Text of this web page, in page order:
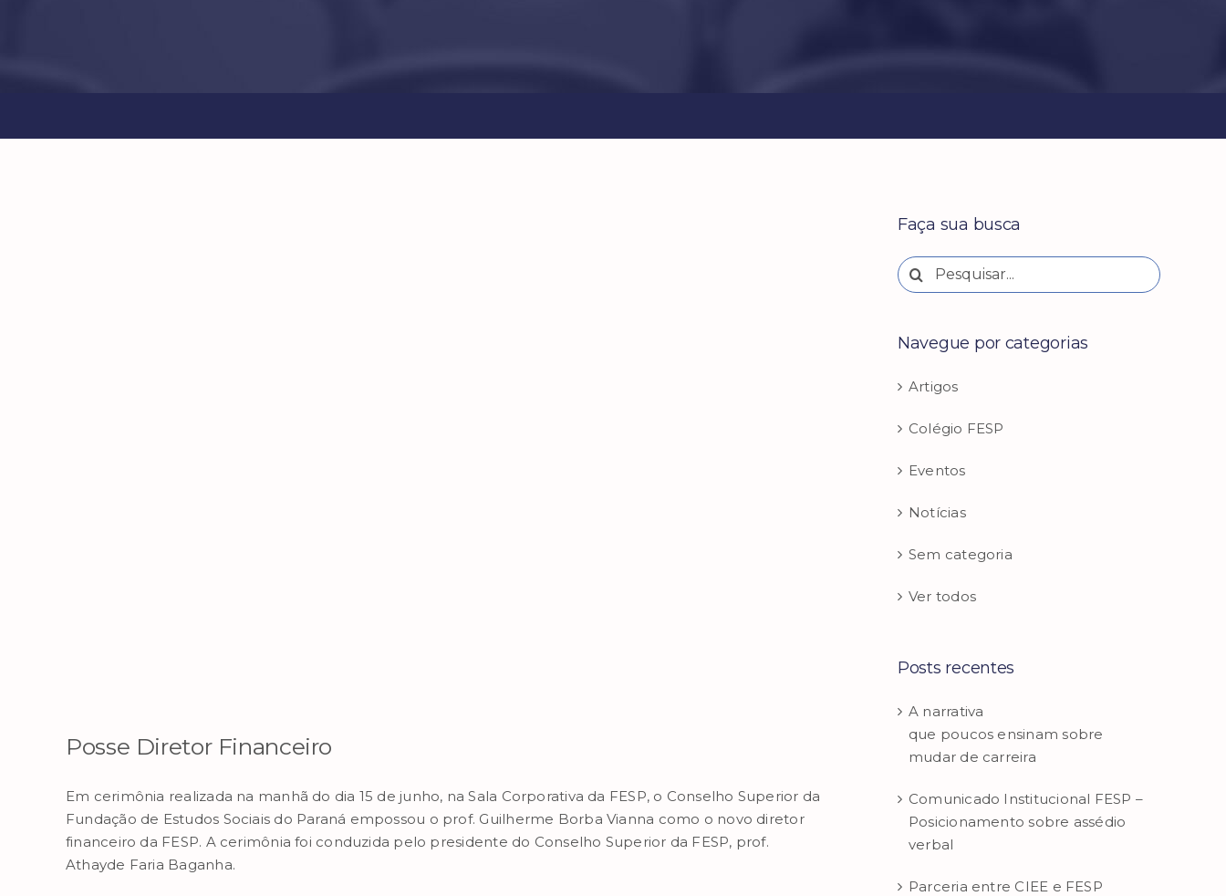
Posse Diretor Financeiro
Em cerimônia realizada na manhã do dia 15 de junho, na Sala Corporativa da FESP, o Conselho Superior da
Fundação de Estudos Sociais do Paraná empossou o prof. Guilherme Borba Vianna como o novo diretor
financeiro da FESP. A cerimônia foi conduzida pelo presidente do Conselho Superior da FESP, prof.
Athayde Faria Baganha.
Faça sua busca
Buscar
resultados
Navegue por categorias
Artigos
Colégio FESP
Eventos
Notícias
Sem categoria
Ver todos
Posts recentes
A narrativa
que poucos ensinam sobre
mudar de carreira
Comunicado Institucional FESP –
Posicionamento sobre assédio
verbal
Parceria entre CIEE e FESP